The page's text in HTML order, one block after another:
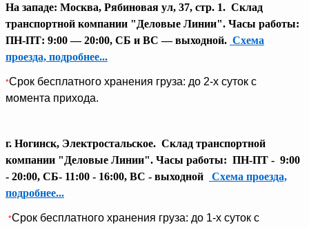
На западе: Москва, Рябиновая ул, 37, стр. 1. Склад
транспортной компании "Деловые Линии". Часы работы:
ПН-ПТ: 9:00 — 20:00, СБ и ВС — выходной. Схема
проезда, подробнее...
*Срок бесплатного хранения груза: до 2-х суток с
момента прихода.
г. Ногинск, Электростальское. Склад транспортной
компании "Деловые Линии". Часы работы: ПН-ПТ - 9:00
- 20:00, СБ- 11:00 - 16:00, ВС - выходной
Схема проезда,
подробнее...
*Срок бесплатного хранения груза: до 1-х суток с